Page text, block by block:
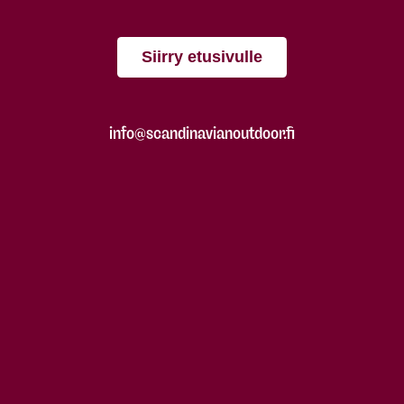
Siirry etusivulle
info@scandinavianoutdoor.fi